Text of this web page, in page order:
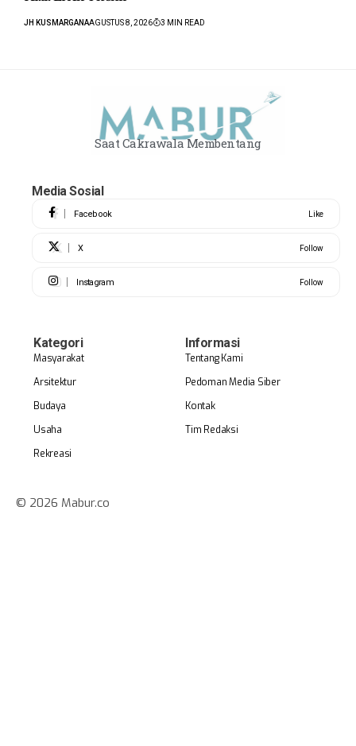
JH KUSMARGANAAGUSTUS 8, 2026 3 MIN READ
Saat Cakrawala Membentang
Media Sosial
Facebook Like
X Follow
Instagram Follow
Kategori
Masyarakat
Arsitektur
Budaya
Usaha
Rekreasi
Informasi
Tentang Kami
Pedoman Media Siber
Kontak
Tim Redaksi
© 2026 Mabur.co